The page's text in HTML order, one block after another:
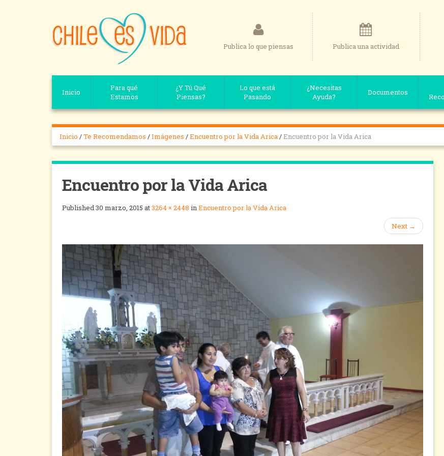
Publica lo que piensas Publica una actividad
Inicio
Para qué
Estamos
¿Y Tú Qué
Piensas?
Lo que está
Pasando
¿Necesitas
Ayuda?
Documentos
Inicio /Te Recomendamos /Imágenes /Encuentro por la Vida Arica/ Encuentro por la Vida Arica
Encuentro por la Vida Arica
Published30 marzo, 2015 at3264 × 2448 inEncuentro por la Vida Arica
Next →